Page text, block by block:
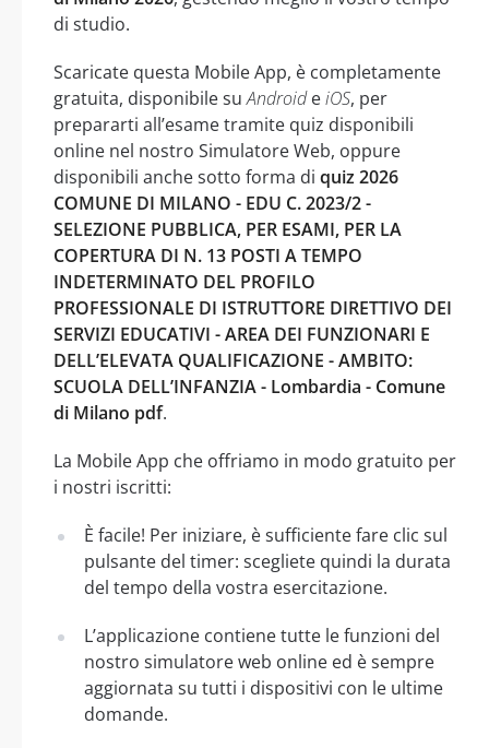
di studio.
Scaricate questa Mobile App, è completamente
gratuita, disponibile suAndroideiOS, per
prepararti all’esame tramite quiz disponibili
online nel nostro Simulatore Web, oppure
disponibili anche sotto forma di quiz 2026
COMUNE DI MILANO - EDU C. 2023/2 -
SELEZIONE PUBBLICA, PER ESAMI, PER LA
COPERTURA DI N. 13 POSTI A TEMPO
INDETERMINATO DEL PROFILO
PROFESSIONALE DI ISTRUTTORE DIRETTIVO DEI
SERVIZI EDUCATIVI - AREA DEI FUNZIONARI E
DELL’ELEVATA QUALIFICAZIONE - AMBITO:
SCUOLA DELL’INFANZIA - Lombardia - Comune
di Milano pdf.
La Mobile App che offriamo in modo gratuito per
i nostri iscritti:
È facile! Per iniziare, è sufficiente fare clic sul
pulsante del timer: scegliete quindi la durata
del tempo della vostra esercitazione.
L’applicazione contiene tutte le funzioni del
nostro simulatore web online ed è sempre
aggiornata su tutti i dispositivi con le ultime
domande.